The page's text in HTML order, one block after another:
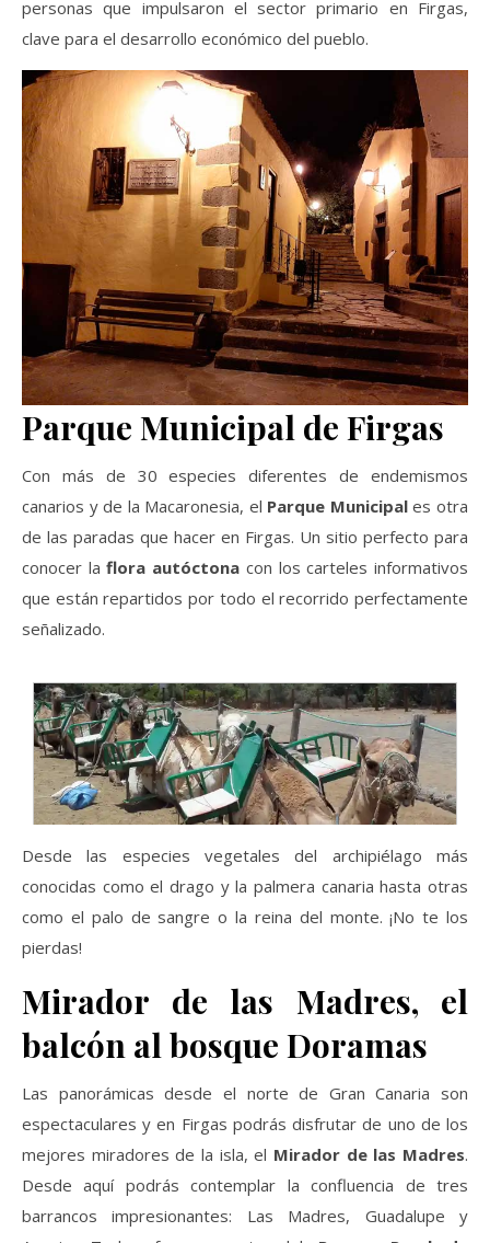
personas que impulsaron el sector primario en Firgas,
clave para el desarrollo económico del pueblo.
Parque Municipal de Firgas
Con más de 30 especies diferentes de endemismos
canarios y de la Macaronesia, el Parque Municipales otra
de las paradas que hacer en Firgas. Un sitio perfecto para
conocer laflora autóctona con los carteles informativos
que están repartidos por todo el recorrido perfectamente
señalizado.
Desde las especies vegetales del archipiélago más
conocidas como el drago y la palmera canaria hasta otras
como el palo de sangre o la reina del monte. ¡No te los
pierdas!
Mirador de las Madres, el
balcón al bosque Doramas
Las panorámicas desde el norte de Gran Canaria son
espectaculares y en Firgas podrás disfrutar de uno de los
mejores miradores de la isla, el Mirador de las Madres.
Desde aquí podrás contemplar la confluencia de tres
barrancos impresionantes: Las Madres, Guadalupe y